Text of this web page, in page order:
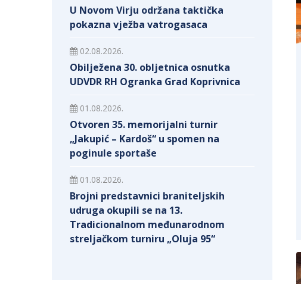
U Novom Virju održana taktička
pokazna vježba vatrogasaca
02.08.2026.
Obilježena 30. obljetnica osnutka
UDVDR RH Ogranka Grad Koprivnica
01.08.2026.
Otvoren 35. memorijalni turnir
„Jakupić – Kardoš“ u spomen na
poginule sportaše
01.08.2026.
Brojni predstavnici braniteljskih
udruga okupili se na 13.
Tradicionalnom međunarodnom
streljačkom turniru „Oluja 95“